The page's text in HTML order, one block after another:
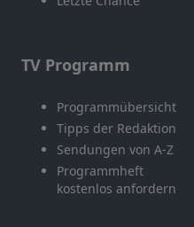
TV Programm
Programmübersicht
Tipps der Redaktion
Sendungen von A-Z
Programmheft
kostenlos anfordern